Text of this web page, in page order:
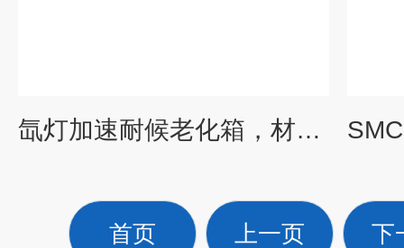
氙灯加速耐候老化箱，材料抗老化测试
首页 上一页 下